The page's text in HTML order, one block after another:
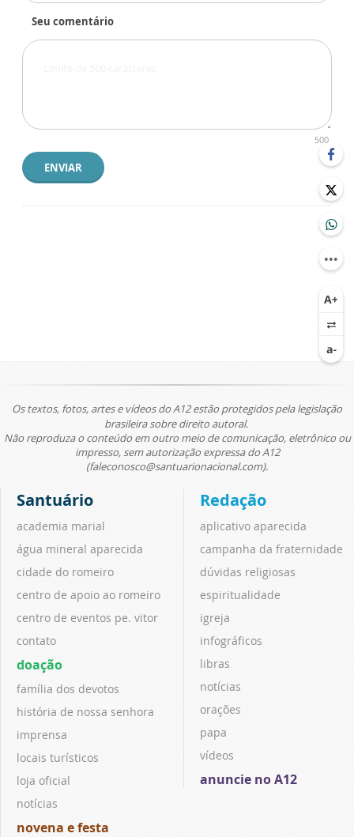
Seu comentário
500
ENVIAR
Os textos, fotos, artes e vídeos do A12 estão protegidos pela legislação
brasileira sobre direito autoral.
Não reproduza o conteúdo em outro meio de comunicação, eletrônico ou
impresso, sem autorização expressa do A12
(faleconosco@santuarionacional.com).
Santuário
academia marial
água mineral aparecida
cidade do romeiro
centro de apoio ao romeiro
centro de eventos pe. vitor
contato
doação
família dos devotos
história de nossa senhora
imprensa
locais turísticos
loja oficial
notícias
novena e festa
Redação
aplicativo aparecida
campanha da fraternidade
dúvidas religiosas
espiritualidade
igreja
infográficos
libras
notícias
orações
papa
vídeos
anuncie no A12